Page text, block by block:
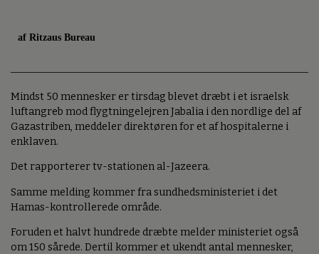
af Ritzaus Bureau
Mindst 50 mennesker er tirsdag blevet dræbt i et israelsk
luftangreb mod flygtningelejren Jabalia i den nordlige del af
Gazastriben, meddeler direktøren for et af hospitalerne i
enklaven.
Det rapporterer tv-stationen al-Jazeera.
Samme melding kommer fra sundhedsministeriet i det
Hamas-kontrollerede område.
Foruden et halvt hundrede dræbte melder ministeriet også
om 150 sårede. Dertil kommer et ukendt antal mennesker,